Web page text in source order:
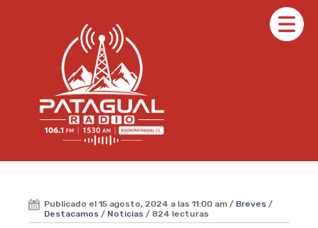
Publicado el 15 agosto, 2024 a las 11:00 am / Breves /
Destacamos / Noticias / 824 lecturas